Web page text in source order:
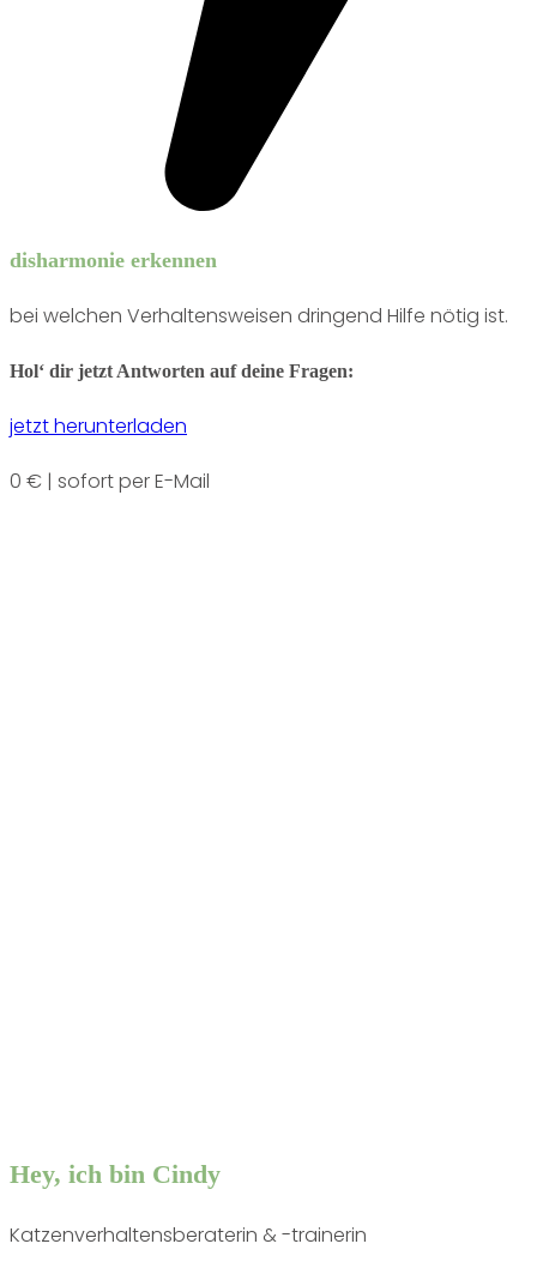
disharmonie erkennen
bei welchen Verhaltensweisen dringend Hilfe nötig ist.
Hol‘ dir jetzt Antworten auf deine Fragen:
jetzt herunterladen
0 € | sofort per E-Mail
Hey, ich bin Cindy
Katzenverhaltensberaterin & -trainerin